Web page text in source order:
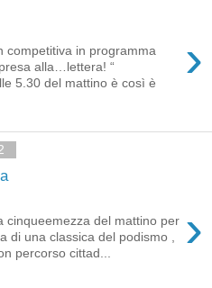
›
competitiva in programma
alla…lettera! “
5.30 del mattino è così è
›
cinqueemezza del mattino per
di una classica del podismo ,
percorso cittad...